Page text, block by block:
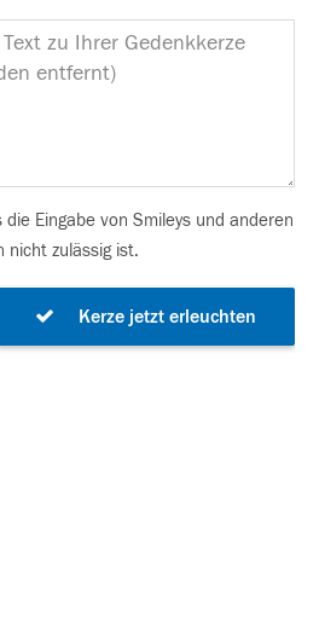
Eingabe von Smileys und anderen
nicht zulässig ist.
Kerze jetzt erleuchten